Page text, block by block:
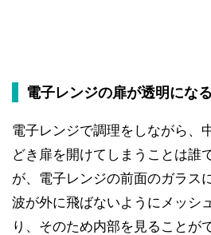
電子レンジの扉が透明になる
電子レンジで調理をしながら、
どき扉を開けてしまうことは誰
が、電子レンジの前面のガラス
波が外に飛ばないようにメッシ
り、そのため内部を見ることが